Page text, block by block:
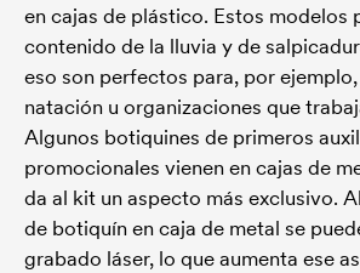
en cajas de plástico. Estos modelos
contenido de la lluvia y de
eso son perfectos para, por
natación u organizaciones que
Algunos botiquines de primeros
promocionales vienen en cajas de
da al kit un aspecto más exclusivo.
de botiquín en caja de metal se
grabado láser, lo que aumenta ese